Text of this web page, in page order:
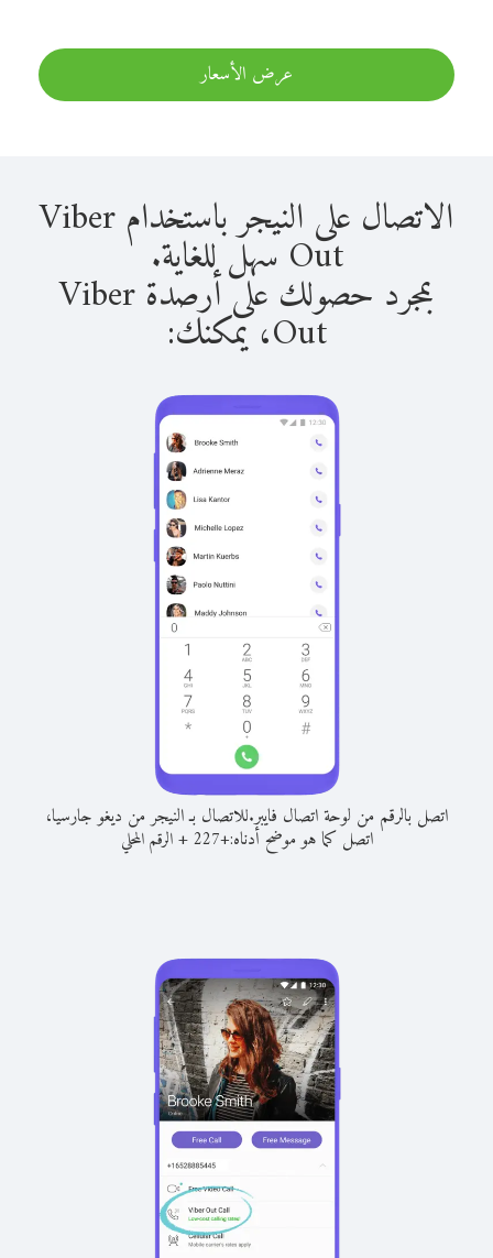
عرض الأسعار
الاتصال على النيجر باستخدام Viber
Out سهل للغاية.
بمجرد حصولك على أرصدة Viber
Out، يمكنك:
اتصل بالرقم من لوحة اتصال فايبر.للاتصال بـ النيجر من ديغو جارسيا،
اتصل كما هو موضح أدناه:+
227
+الرقم المحلي